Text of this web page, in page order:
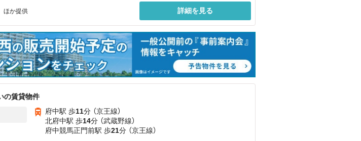
ほか提供 詳細を見る
の賃貸物件
府中駅 歩11分 （京王線）
北府中駅 歩14分 （武蔵野線）
府中競馬正門前駅 歩21分 （京王線）